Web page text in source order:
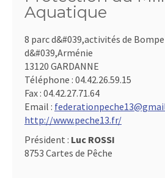
Aquatique
8 parc d&#039,activités de
d&#039,Arménie
13120 GARDANNE
Téléphone : 04.42.26.59.15
Fax : 04.42.27.71.64
Email :
http://www.peche13.fr/
Président : Luc ROSSI
8753 Cartes de Pêche